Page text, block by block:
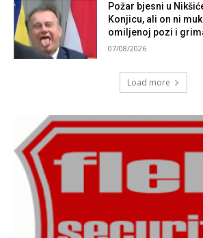
Požar bjesni u
Konjicu, ali on ni
omiljenoj pozi i
07/08/2026
Load more